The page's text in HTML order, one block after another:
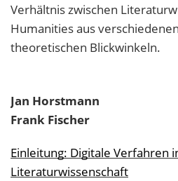
Verhältnis zwischen
Humanities aus
theoretischen Blickwinkeln.
Jan Horstmann
Frank Fischer
Einleitung: Digitale Verfahren
Literaturwissenschaft